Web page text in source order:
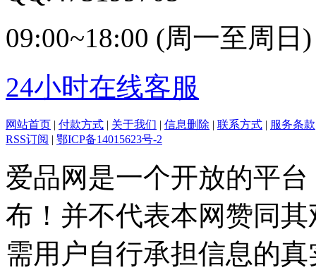
09:00~18:00 (周一至周日)
24小时在线客服
网站首页 | 付款方式 | 关于我们 | 信息删除 | 联系方式 | 服务条款
RSS订阅 | 鄂ICP备14015623号-2
爱品网是一个开放的平
布！并不代表本网赞同
需用户自行承担信息的